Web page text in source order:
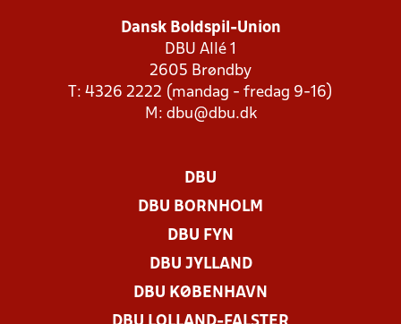
Dansk Boldspil-Union
DBU Allé 1
2605 Brøndby
T: 4326 2222 (mandag - fredag 9-16)
M: dbu@dbu.dk
DBU
DBU BORNHOLM
DBU FYN
DBU JYLLAND
DBU KØBENHAVN